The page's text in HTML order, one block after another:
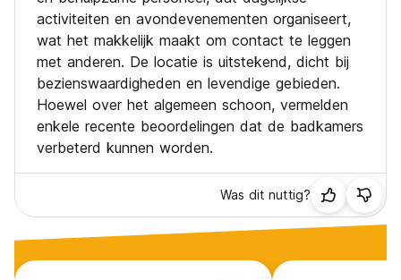
activiteiten en avondevenementen organiseert,
wat het makkelijk maakt om contact te leggen
met anderen. De locatie is uitstekend, dicht bij
bezienswaardigheden en levendige gebieden.
Hoewel over het algemeen schoon, vermelden
enkele recente beoordelingen dat de badkamers
verbeterd kunnen worden.
Was dit nuttig?